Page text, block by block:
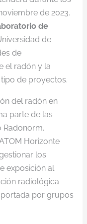
de 2023.
de
de
de
el radón y la
de proyectos.
del radón en
parte de las
Radonorm,
Horizonte
los
exposición al
radiológica
por grupos